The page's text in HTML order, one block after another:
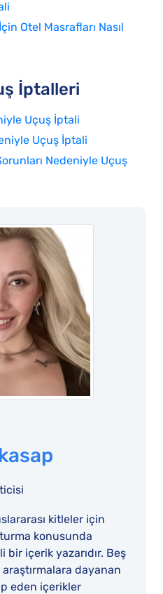
Otel Masrafları Nasıl
İptalleri
Uçuş İptali
Uçuş İptali
Nedeniyle Uçuş
kitleler için
konusunda
bir içerik yazarıdır. Beş
araştırmalara dayanan
eden içerikler